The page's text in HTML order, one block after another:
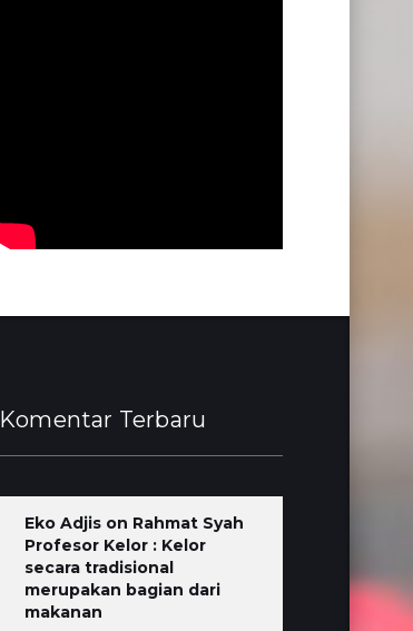
Komentar Terbaru
Eko Adjis on Rahmat Syah
Profesor Kelor : Kelor
secara tradisional
merupakan bagian dari
makanan